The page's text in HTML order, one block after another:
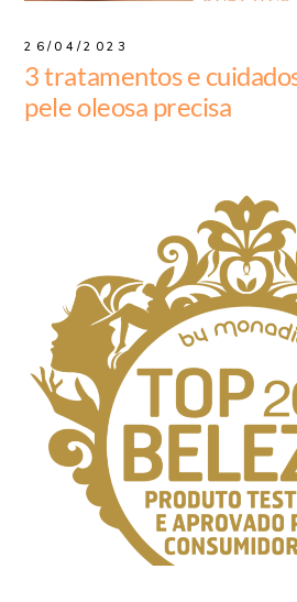
26/04/2023
3 tratamentos e
pele oleosa precisa